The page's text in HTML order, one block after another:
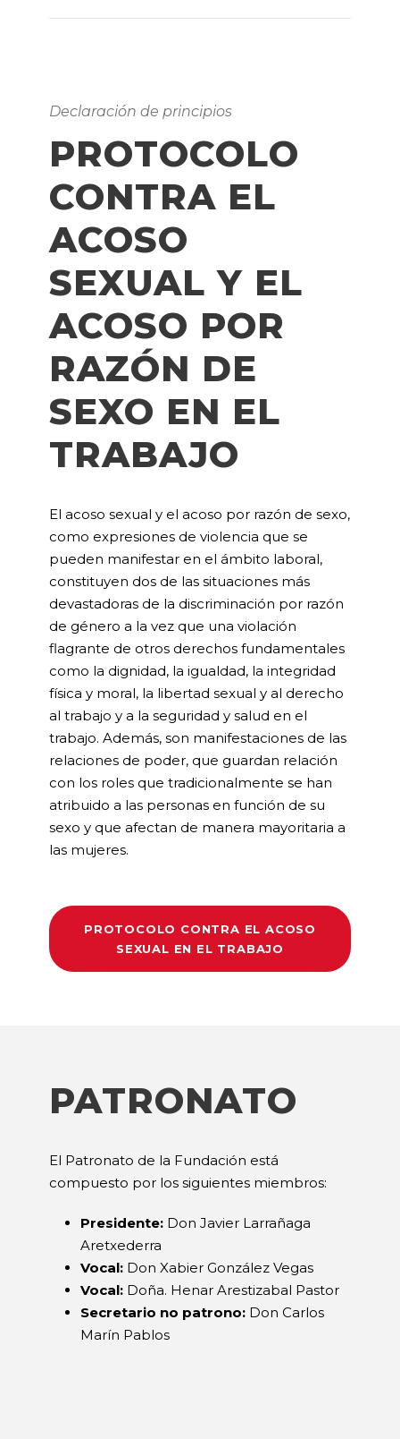
Declaración de principios
PROTOCOLO
CONTRA EL
ACOSO
SEXUAL Y EL
ACOSO POR
RAZÓN DE
SEXO EN EL
TRABAJO
El acoso sexual y el acoso por razón de sexo,
como expresiones de violencia que se
pueden manifestar en el ámbito laboral,
constituyen dos de las situaciones más
devastadoras de la discriminación por razón
de género a la vez que una violación
flagrante de otros derechos fundamentales
como la dignidad, la igualdad, la integridad
física y moral, la libertad sexual y al derecho
al trabajo y a la seguridad y salud en el
trabajo. Además, son manifestaciones de las
relaciones de poder, que guardan relación
con los roles que tradicionalmente se han
atribuido a las personas en función de su
sexo y que afectan de manera mayoritaria a
las mujeres.
PROTOCOLO CONTRA EL ACOSO
SEXUAL EN EL TRABAJO
PATRONATO
El Patronato de la Fundación está
compuesto por los siguientes miembros:
Presidente: Don Javier Larrañaga
Aretxederra
Vocal: Don Xabier González Vegas
Vocal: Doña. Henar Arestizabal Pastor
Secretario no patrono: Don Carlos
Marín Pablos